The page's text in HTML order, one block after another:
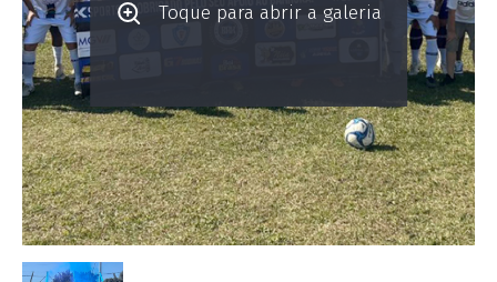
Toque para abrir a galeria